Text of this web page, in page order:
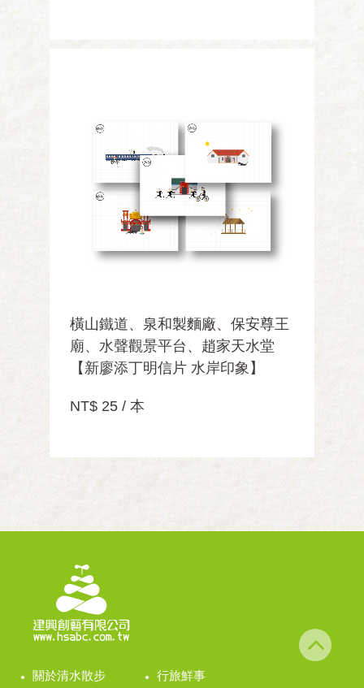
橫山鐵道、泉和製麵廠、保安尊王
廟、水聲觀景平台、趙家天水堂
【新廖添丁明信片 水岸印象】
NT$ 25 / 本
關於清水散步 行旅鮮事